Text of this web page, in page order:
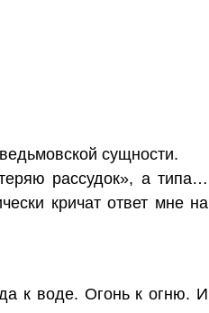
сущности.
рассудок», а типа…
кричат ответ мне на
к воде. Огонь к огню. И